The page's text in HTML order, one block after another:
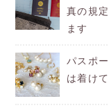
真の規
ます
パスポ
は着け